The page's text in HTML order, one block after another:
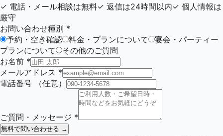
✓ 電話・メール相談は無料✓ 返信は24時間以内✓ 個人情報は
厳守
お問い合わせ種別 *
予約・空き確認
料金・プランについて
宴会・パーティー
プランについて
その他のご質問
お名前 *
メールアドレス *
電話番号
（任意）
ご質問・メッセージ *
無料で問い合わせる →